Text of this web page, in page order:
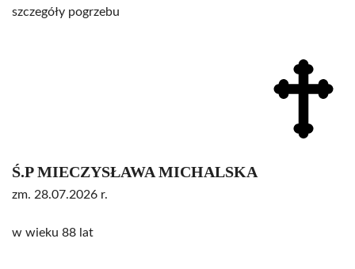
szczegóły pogrzebu
Ś.P MIECZYSŁAWA MICHALSKA
zm. 28.07.2026 r.
w wieku 88 lat